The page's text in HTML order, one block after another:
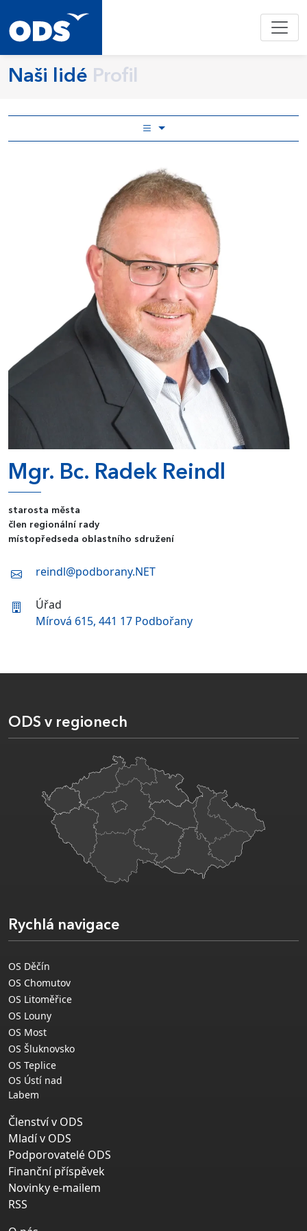
Naši lidé Profil
Mgr. Bc. Radek Reindl
starosta města
člen regionální rady
místopředseda oblastního sdružení
reindl@podborany.NET
Úřad
Mírová 615, 441 17 Podbořany
ODS v regionech
Rychlá navigace
OS Děčín
OS Chomutov
OS Litoměřice
OS Louny
OS Most
OS Šluknovsko
OS Teplice
OS Ústí nad
Labem
Členství v ODS
Mladí v ODS
Podporovatelé ODS
Finanční příspěvek
Novinky e-mailem
RSS